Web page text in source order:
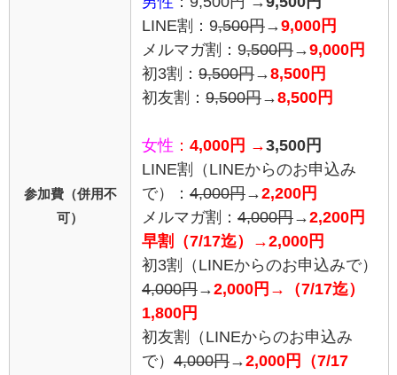
参加費（併用不
可）
LINE割：9,500円→9,000円
メルマガ割：9,500円→9,000円
初3割： 9,500円→8,500円
初友割： 9,500円→8,500円
女性 ： 4,000円 →3,500円
LINE割
（LINEからのお申込み
で）
： 4,000円→2,200円
メルマガ割： 4,000円→2,200円
早割（7/17迄）→2,000円
初3割（LINEからのお申込みで）
4,000円→2,000円→（7/17迄）
1,800円
初友割（LINEからのお申込み
で） 4,000円→2,000円（7/17